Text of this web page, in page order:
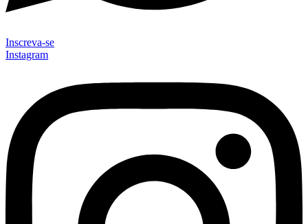
Inscreva-se
Instagram